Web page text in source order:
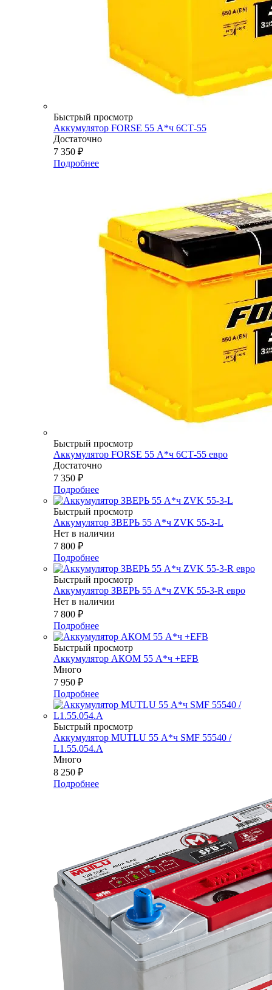
Быстрый просмотр
Аккумулятор FORSE 55 А*ч 6СТ-55
Достаточно
7 350 ₽
Подробнее
Быстрый просмотр
Аккумулятор FORSE 55 А*ч 6СТ-55 евро
Достаточно
7 350 ₽
Подробнее
Быстрый просмотр
Аккумулятор ЗВЕРЬ 55 А*ч ZVK 55-3-L
Нет в наличии
7 800 ₽
Подробнее
Быстрый просмотр
Аккумулятор ЗВЕРЬ 55 А*ч ZVK 55-3-R евро
Нет в наличии
7 800 ₽
Подробнее
Быстрый просмотр
Аккумулятор АКОМ 55 А*ч +EFB
Много
7 950 ₽
Подробнее
Быстрый просмотр
Аккумулятор MUTLU 55 А*ч SMF 55540 /
L1.55.054.A
Много
8 250 ₽
Подробнее